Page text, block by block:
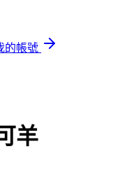
的帳號
羊